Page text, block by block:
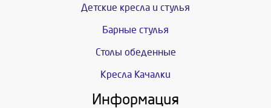
Детские кресла и стулья
Барные стулья
Столы обеденные
Кресла Качалки
Информация